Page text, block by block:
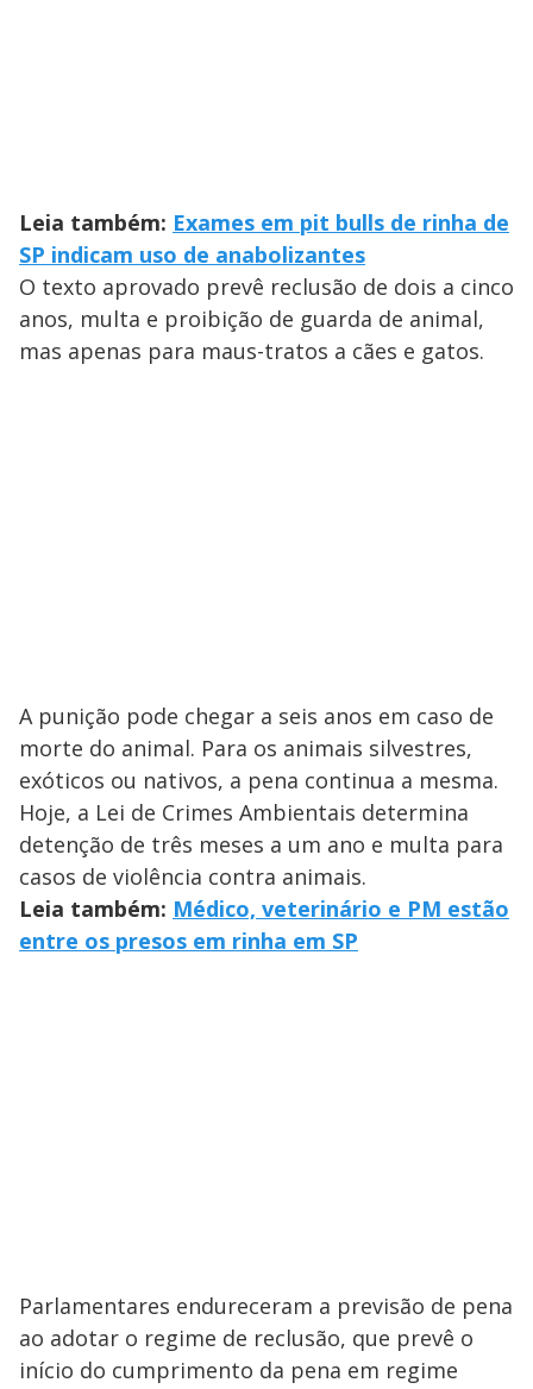
Leia também: Exames em pit bulls de rinha de
SP indicam uso de anabolizantes
O texto aprovado prevê reclusão de dois a cinco
anos, multa e proibição de guarda de animal,
mas apenas para maus-tratos a cães e gatos.
A punição pode chegar a seis anos em caso de
morte do animal. Para os animais silvestres,
exóticos ou nativos, a pena continua a mesma.
Hoje, a Lei de Crimes Ambientais determina
detenção de três meses a um ano e multa para
casos de violência contra animais.
Leia também: Médico, veterinário e PM estão
entre os presos em rinha em SP
Parlamentares endureceram a previsão de pena
ao adotar o regime de reclusão, que prevê o
início do cumprimento da pena em regime